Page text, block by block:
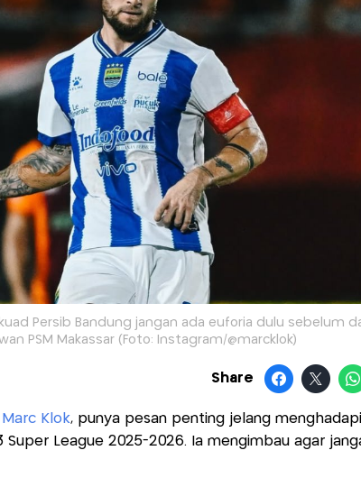
Persib Bandung jangan ada euforia dulu sebelum
PSM Makassar (Foto: Instagram/@marcklok)
Share
Marc Klok, punya pesan penting jelang menghadapi
Super League 2025-2026. Ia mengimbau agar